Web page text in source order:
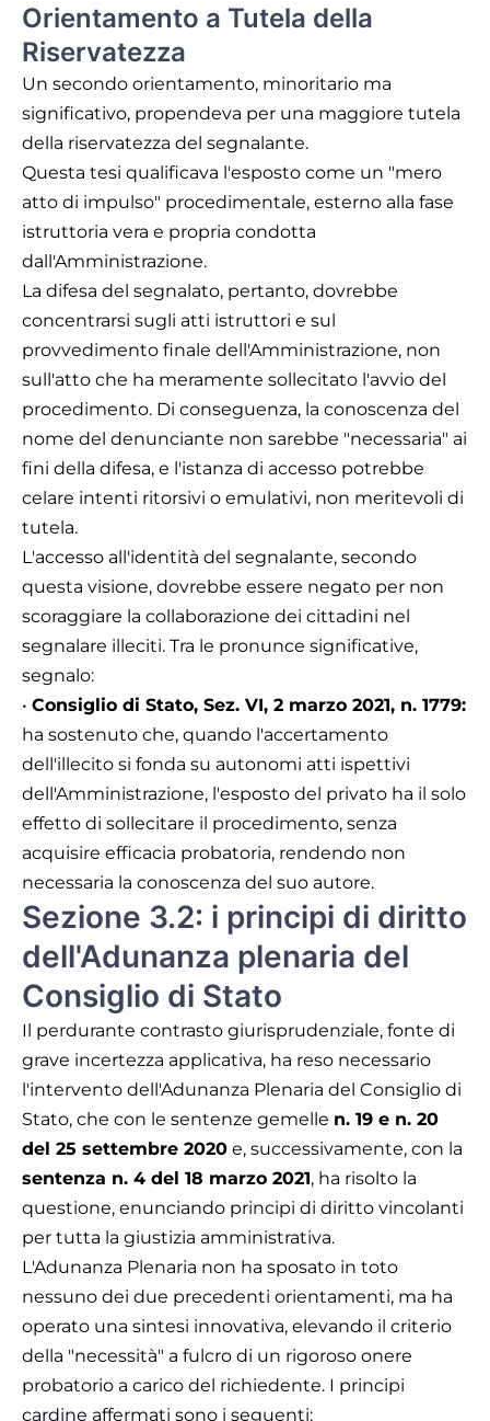
Orientamento a Tutela della
Riservatezza
Un secondo orientamento, minoritario ma
significativo, propendeva per una maggiore tutela
della riservatezza del segnalante.
Questa tesi qualificava l'esposto come un "mero
atto di impulso" procedimentale, esterno alla fase
istruttoria vera e propria condotta
dall'Amministrazione.
La difesa del segnalato, pertanto, dovrebbe
concentrarsi sugli atti istruttori e sul
provvedimento finale dell'Amministrazione, non
sull'atto che ha meramente sollecitato l'avvio del
procedimento. Di conseguenza, la conoscenza del
nome del denunciante non sarebbe "necessaria" ai
fini della difesa, e l'istanza di accesso potrebbe
celare intenti ritorsivi o emulativi, non meritevoli di
tutela.
L'accesso all'identità del segnalante, secondo
questa visione, dovrebbe essere negato per non
scoraggiare la collaborazione dei cittadini nel
segnalare illeciti. Tra le pronunce significative,
segnalo:
• Consiglio di Stato, Sez. VI, 2 marzo 2021, n. 1779:
ha sostenuto che, quando l'accertamento
dell'illecito si fonda su autonomi atti ispettivi
dell'Amministrazione, l'esposto del privato ha il solo
effetto di sollecitare il procedimento, senza
acquisire efficacia probatoria, rendendo non
necessaria la conoscenza del suo autore.
Sezione 3.2: i principi di diritto
dell'Adunanza plenaria del
Consiglio di Stato
Il perdurante contrasto giurisprudenziale, fonte di
grave incertezza applicativa, ha reso necessario
l'intervento dell'Adunanza Plenaria del Consiglio di
Stato, che con le sentenze gemelle n. 19 e n. 20
del 25 settembre 2020 e, successivamente, con la
sentenza n. 4 del 18 marzo 2021, ha risolto la
questione, enunciando principi di diritto vincolanti
per tutta la giustizia amministrativa.
L'Adunanza Plenaria non ha sposato in toto
nessuno dei due precedenti orientamenti, ma ha
operato una sintesi innovativa, elevando il criterio
della "necessità" a fulcro di un rigoroso onere
probatorio a carico del richiedente. I principi
cardine affermati sono i seguenti: